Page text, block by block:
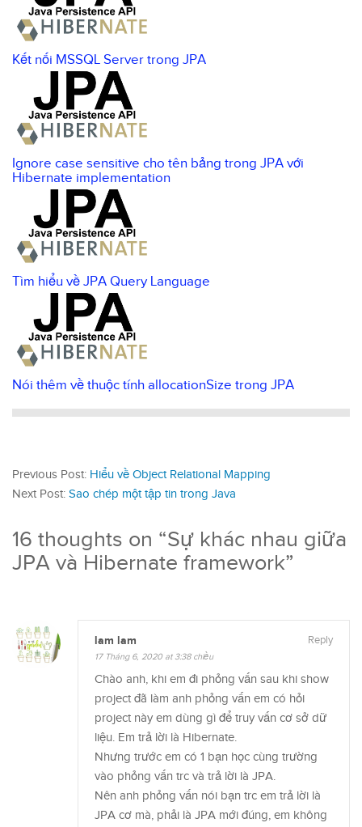
Kết nối MSSQL Server trong JPA
Ignore case sensitive cho tên bảng trong JPA với
Hibernate implementation
Tìm hiểu về JPA Query Language
Nói thêm về thuộc tính allocationSize trong JPA
Previous Post: Hiểu về Object Relational Mapping
Next Post: Sao chép một tập tin trong Java
16 thoughts on “Sự khác nhau giữa
JPA và Hibernate framework”
lam lam
17 Tháng 6, 2020 at 3:38 chiều
Reply
Chào anh, khi em đi phỏng vấn sau khi show
project đã làm anh phỏng vấn em có hỏi
project này em dùng gì để truy vấn cơ sở dữ
liệu. Em trả lời là Hibernate.
Nhưng trước em có 1 bạn học cùng trường
vào phỏng vấn trc và trả lời là JPA.
Nên anh phỏng vấn nói bạn trc em trả lời là
JPA cơ mà, phải là JPA mới đúng, em không